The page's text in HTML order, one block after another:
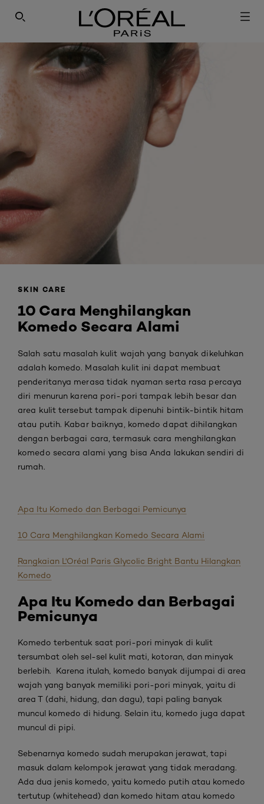
SEARCH THIS SITE
SKIN CARE
10 Cara Menghilangkan
Komedo Secara Alami
Salah satu masalah kulit wajah yang banyak dikeluhkan
adalah komedo. Masalah kulit ini dapat membuat
penderitanya merasa tidak nyaman serta rasa percaya
diri menurun karena pori-pori tampak lebih besar dan
area kulit tersebut tampak dipenuhi bintik-bintik hitam
atau putih. Kabar baiknya, komedo dapat dihilangkan
dengan berbagai cara, termasuk cara menghilangkan
komedo secara alami yang bisa Anda lakukan sendiri di
rumah.
Apa Itu Komedo dan Berbagai Pemicunya
10 Cara Menghilangkan Komedo Secara Alami
Rangkaian L'Oréal Paris Glycolic Bright Bantu Hilangkan
Komedo
Apa Itu Komedo dan Berbagai
Pemicunya
Komedo terbentuk saat pori-pori minyak di kulit
tersumbat oleh sel-sel kulit mati, kotoran, dan minyak
berlebih. Karena itulah, komedo banyak dijumpai di area
wajah yang banyak memiliki pori-pori minyak, yaitu di
area T (dahi, hidung, dan dagu), tapi paling banyak
muncul komedo di hidung. Selain itu, komedo juga dapat
muncul di pipi.
Sebenarnya komedo sudah merupakan jerawat, tapi
masuk dalam kelompok jerawat yang tidak meradang.
Ada dua jenis komedo, yaitu komedo putih atau komedo
tertutup (whitehead) dan komedo hitam atau komedo